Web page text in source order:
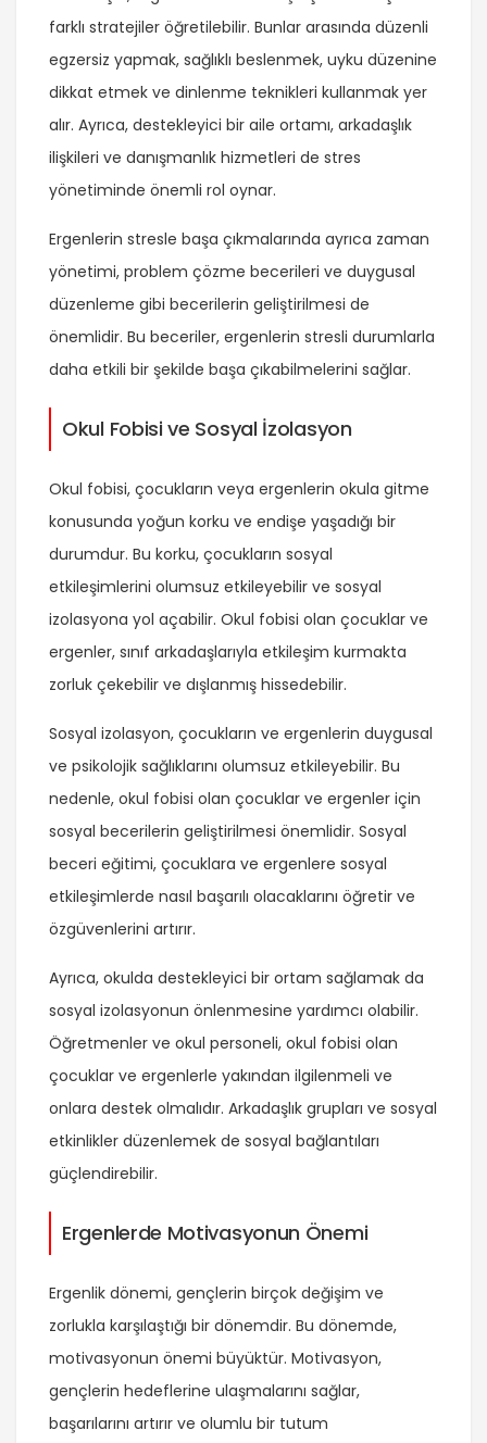
farklı stratejiler öğretilebilir. Bunlar arasında düzenli
egzersiz yapmak, sağlıklı beslenmek, uyku düzenine
dikkat etmek ve dinlenme teknikleri kullanmak yer
alır. Ayrıca, destekleyici bir aile ortamı, arkadaşlık
ilişkileri ve danışmanlık hizmetleri de stres
yönetiminde önemli rol oynar.
Ergenlerin stresle başa çıkmalarında ayrıca zaman
yönetimi, problem çözme becerileri ve duygusal
düzenleme gibi becerilerin geliştirilmesi de
önemlidir. Bu beceriler, ergenlerin stresli durumlarla
daha etkili bir şekilde başa çıkabilmelerini sağlar.
Okul Fobisi ve Sosyal İzolasyon
Okul fobisi, çocukların veya ergenlerin okula gitme
konusunda yoğun korku ve endişe yaşadığı bir
durumdur. Bu korku, çocukların sosyal
etkileşimlerini olumsuz etkileyebilir ve sosyal
izolasyona yol açabilir. Okul fobisi olan çocuklar ve
ergenler, sınıf arkadaşlarıyla etkileşim kurmakta
zorluk çekebilir ve dışlanmış hissedebilir.
Sosyal izolasyon, çocukların ve ergenlerin duygusal
ve psikolojik sağlıklarını olumsuz etkileyebilir. Bu
nedenle, okul fobisi olan çocuklar ve ergenler için
sosyal becerilerin geliştirilmesi önemlidir. Sosyal
beceri eğitimi, çocuklara ve ergenlere sosyal
etkileşimlerde nasıl başarılı olacaklarını öğretir ve
özgüvenlerini artırır.
Ayrıca, okulda destekleyici bir ortam sağlamak da
sosyal izolasyonun önlenmesine yardımcı olabilir.
Öğretmenler ve okul personeli, okul fobisi olan
çocuklar ve ergenlerle yakından ilgilenmeli ve
onlara destek olmalıdır. Arkadaşlık grupları ve sosyal
etkinlikler düzenlemek de sosyal bağlantıları
güçlendirebilir.
Ergenlerde Motivasyonun Önemi
Ergenlik dönemi, gençlerin birçok değişim ve
zorlukla karşılaştığı bir dönemdir. Bu dönemde,
motivasyonun önemi büyüktür. Motivasyon,
gençlerin hedeflerine ulaşmalarını sağlar,
başarılarını artırır ve olumlu bir tutum